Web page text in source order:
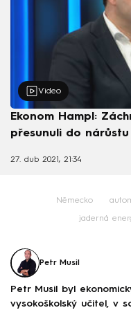
Video
Ekonom Hampl:
přesunuli do
27. dub 2021, 21:34
Německo
jaderná
Petr Musil
Petr Musil byl
vysokoškolský učitel, v